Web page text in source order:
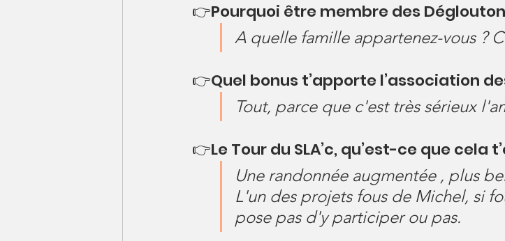
👉Pourquoi être membre des
A quelle famille appartenez-vous ?
👉Quel bonus t’apporte l’association
Tout, parce que c'est très sérieux
👉Le Tour du SLA’c, qu’est-ce que cela
Une randonnée augmentée , plus
L'un des projets fous de Michel, si
pose pas d'y participer ou pas.